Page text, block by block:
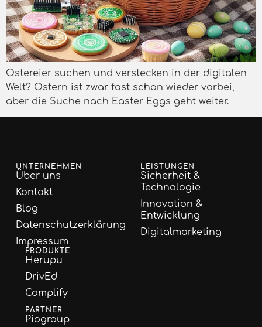
Ostereier suchen und verstecken in der digitalen
Welt? Ostern ist zwar fast schon wieder vorbei,
aber die Suche nach Easter Eggs geht weiter.
UNTERNEHMEN
Über uns
Kontakt
Blog
Datenschutzerklärung
Impressum
LEISTUNGEN
Sicherheit &
Technologie
Innovation &
Entwicklung
Digitalmarketing
PRODUKTE
Herupu
DrivEd
Complify
PARTNER
Piogroup